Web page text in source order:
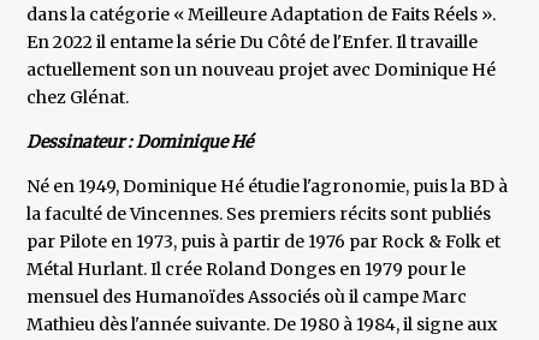
dans la catégorie « Meilleure Adaptation de Faits Réels ».
En 2022 il entame la série Du Côté de l'Enfer. Il travaille
actuellement son un nouveau projet avec Dominique Hé
chez Glénat.
Dessinateur : Dominique Hé
Né en 1949, Dominique Hé étudie l'agronomie, puis la BD à
la faculté de Vincennes. Ses premiers récits sont publiés
par Pilote en 1973, puis à partir de 1976 par Rock & Folk et
Métal Hurlant. Il crée Roland Donges en 1979 pour le
mensuel des Humanoïdes Associés où il campe Marc
Mathieu dès l'année suivante. De 1980 à 1984, il signe aux